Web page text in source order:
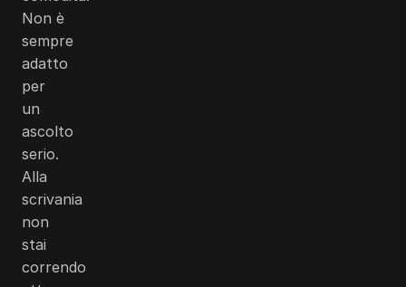
Non è
sempre
adatto
per
un
ascolto
serio.
Alla
scrivania
non
stai
correndo